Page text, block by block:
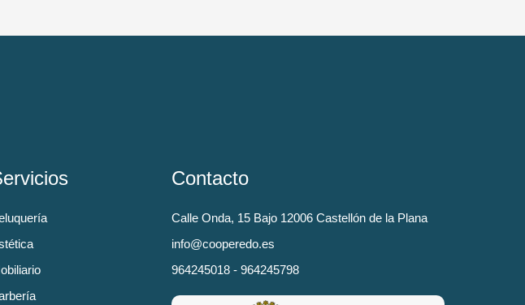
Contacto
Calle Onda, 15 Bajo 12006 Castellón de la Plana
info@cooperedo.es
964245018 - 964245798